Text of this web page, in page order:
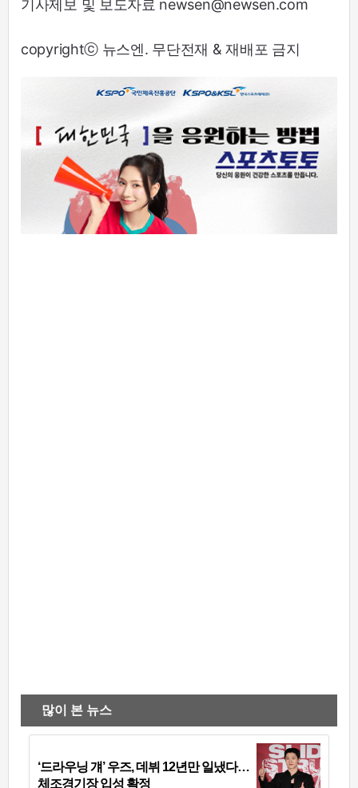
기사제보 및 보도자료 newsen@newsen.com
copyrightⓒ 뉴스엔. 무단전재 & 재배포 금지
많이 본 뉴스
‘드라우닝 걔’ 우즈, 데뷔 12년만 일냈다…
체조경기장 입성 확정